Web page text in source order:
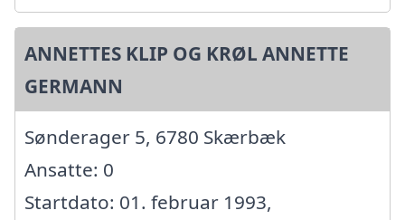
ANNETTES KLIP OG KRØL ANNETTE
GERMANN
Sønderager 5, 6780 Skærbæk
Ansatte: 0
Startdato: 01. februar 1993,